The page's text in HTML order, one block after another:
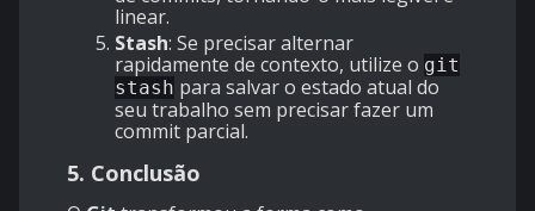
linear.
Stash: Se precisar alternar
rapidamente de contexto, utilize o git
stash para salvar o estado atual do
seu trabalho sem precisar fazer um
commit parcial.
5. Conclusão